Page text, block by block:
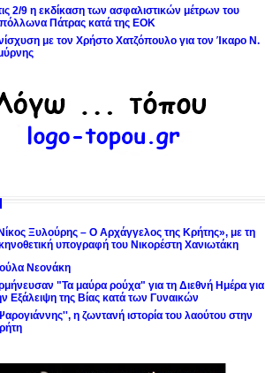
2/9 η εκδίκαση των ασφαλιστικών μέτρων του
Πάτρας κατά της ΕΟΚ
με τον Χρήστο Χατζόπουλο για τον Ίκαρο Ν.
Ξυλούρης – Ο Αρχάγγελος της Κρήτης», με τη
υπογραφή του Νικορέστη Χανιωτάκη
Νεονάκη
"Τα μαύρα ρούχα" για τη Διεθνή Ημέρα για
Εξάλειψη της Βίας κατά των Γυναικών
η ζωντανή ιστορία του λαούτου στην